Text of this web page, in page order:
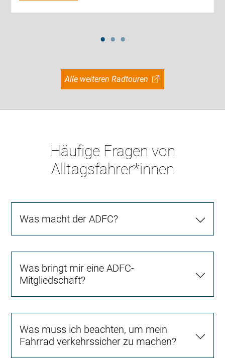
Alle weiteren Radtouren
Häufige Fragen von
Alltagsfahrer*innen
Was macht der ADFC?
Was bringt mir eine ADFC-
Mitgliedschaft?
Was muss ich beachten, um mein
Fahrrad verkehrssicher zu machen?